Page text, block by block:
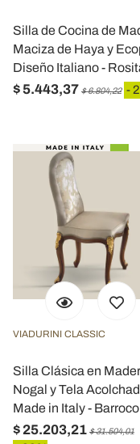
Silla de Cocina de
Maciza de Haya y
Diseño Italiano -
$ 5.443,37 $ 6.804,22 -
VIADURINI CLASSIC
Silla Clásica en
Nogal y Tela
Made in Italy - Barroco
$ 25.203,21 $ 31.504,01